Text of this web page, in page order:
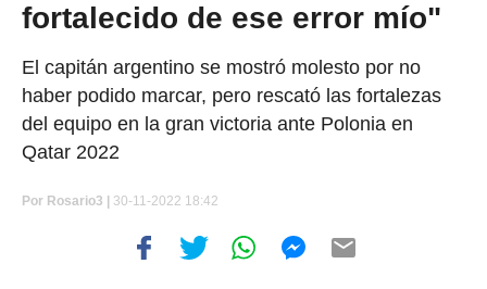
fortalecido de ese error mío"
El capitán argentino se mostró molesto por no
haber podido marcar, pero rescató las fortalezas
del equipo en la gran victoria ante Polonia en
Qatar 2022
Por Rosario3 | 30-11-2022 18:42